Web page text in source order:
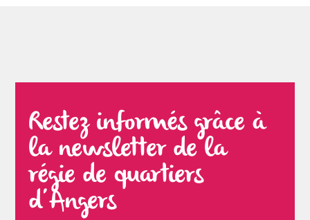
Restez informés grâce à
la newsletter de la
régie de quartiers
d’Angers